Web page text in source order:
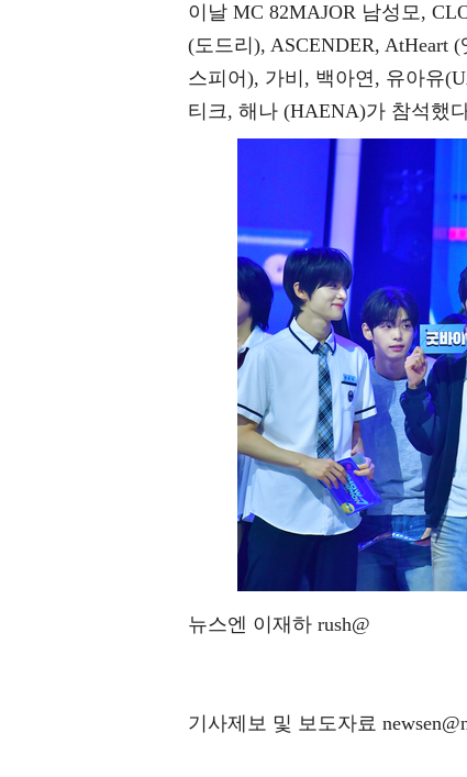
이날 MC 82MAJOR 남성모,
(도드리), ASCENDER, AtHeart
스피어), 가비, 백아연, 유아유
티크, 해나 (HAENA)가 참석했
뉴스엔 이재하 rush@
기사제보 및 보도자료